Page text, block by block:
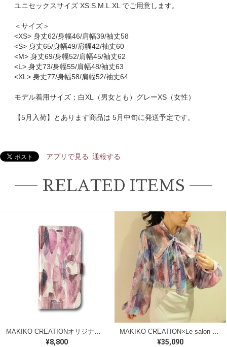
ユニセックスサイズ XS.S.M.L.XL でご用意します。
＜サイズ＞
<XS> 身丈62/身幅46/肩幅39/袖丈58
<S> 身丈65/身幅49/肩幅42/袖丈60
<M> 身丈69/身幅52/肩幅45/袖丈62
<L> 身丈73/身幅55/肩幅48/袖丈63
<XL> 身丈77/身幅58/肩幅52/袖丈64
モデル着用サイズ；白XL（男女とも）グレーXS（女性）
【5月入荷】とあります商品は 5月中旬に発送予定です。
アプリで見る 通報する
RELATED ITEMS
MAKIKO CREATIONオリジナル 手帳型スマホケース（Nostalgic）【期間限定商品】
¥8,800
MAKIKO CREATION×Le salon d'Y コラボブラウス【M112】
¥35,090